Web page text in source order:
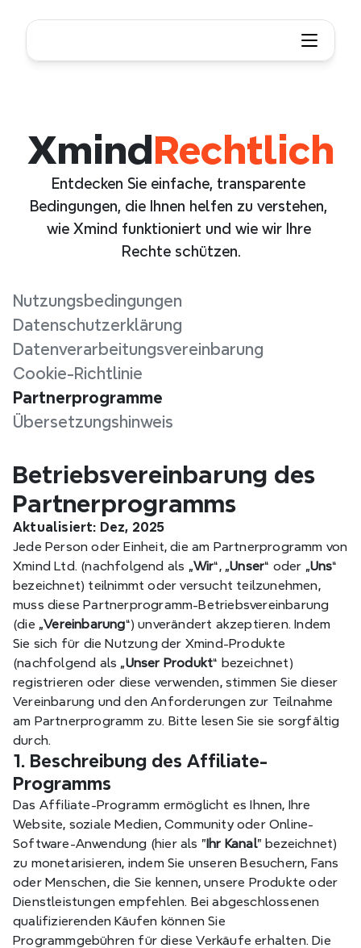
Xmind Rechtlich
Entdecken Sie einfache, transparente
Bedingungen, die Ihnen helfen zu verstehen,
wie Xmind funktioniert und wie wir Ihre
Rechte schützen.
Nutzungsbedingungen
Datenschutzerklärung
Datenverarbeitungsvereinbarung
Cookie-Richtlinie
Partnerprogramme
Übersetzungshinweis
Betriebsvereinbarung des
Partnerprogramms
Aktualisiert: Dez, 2025
Jede Person oder Einheit, die am Partnerprogramm von
Xmind Ltd. (nachfolgend als „Wir“, „Unser“ oder „Uns“
bezeichnet) teilnimmt oder versucht teilzunehmen,
muss diese Partnerprogramm-Betriebsvereinbarung
(die „Vereinbarung“) unverändert akzeptieren. Indem
Sie sich für die Nutzung der Xmind-Produkte
(nachfolgend als „Unser Produkt“ bezeichnet)
registrieren oder diese verwenden, stimmen Sie dieser
Vereinbarung und den Anforderungen zur Teilnahme
am Partnerprogramm zu. Bitte lesen Sie sie sorgfältig
durch.
1. Beschreibung des Affiliate-
Programms
Das Affiliate-Programm ermöglicht es Ihnen, Ihre
Website, soziale Medien, Community oder Online-
Software-Anwendung (hier als "Ihr Kanal" bezeichnet)
zu monetarisieren, indem Sie unseren Besuchern, Fans
oder Menschen, die Sie kennen, unsere Produkte oder
Dienstleistungen empfehlen. Bei abgeschlossenen
qualifizierenden Käufen können Sie
Programmgebühren für diese Verkäufe erhalten. Die